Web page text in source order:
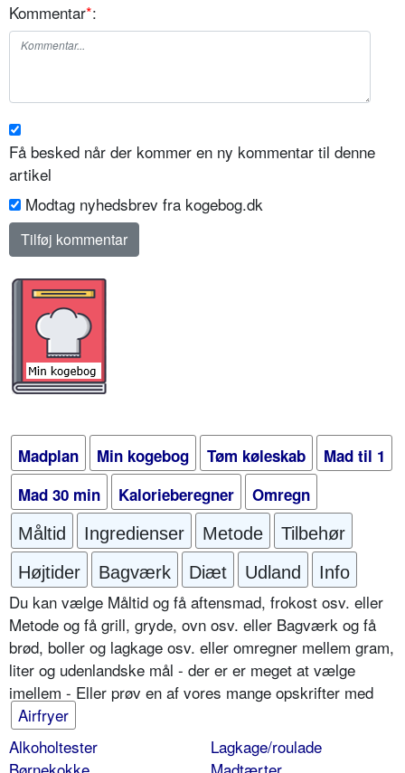
Kommentar*:
Få besked når der kommer en ny kommentar til denne
artikel
Modtag nyhedsbrev fra kogebog.dk
Madplan Min kogebog Tøm køleskab
Mad til 1
Mad 30 min
Kalorieberegner Omregn
Måltid Ingredienser Metode
Tilbehør
Højtider
Bagværk Diæt Udland Info
Du kan vælge Måltid og få aftensmad, frokost osv. eller
Metode og få grill, gryde, ovn osv. eller Bagværk og få
brød, boller og lagkage osv. eller omregner mellem gram,
liter og udenlandske mål - der er er meget at vælge
imellem - Eller prøv en af vores mange opskrifter med
Airfryer
Alkoholtester
Lagkage/roulade